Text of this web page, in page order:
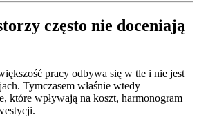
często nie doceniają
pracy odbywa się w tle i nie jest
Tymczasem właśnie wtedy
które wpływają na koszt, harmonogram